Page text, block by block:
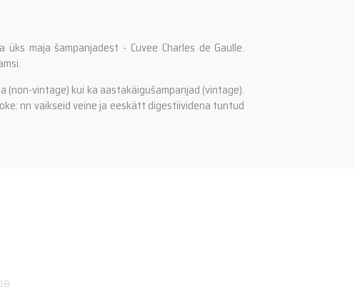
maja šampanjadest - Cuvee Charles de Gaulle.
(non-vintage) kui ka aastakäigušampanjad (vintage).
nn vaikseid veine ja eeskätt digestiividena tuntud